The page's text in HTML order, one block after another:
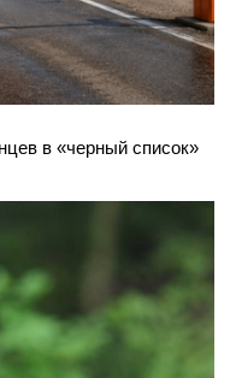
в «черный список»